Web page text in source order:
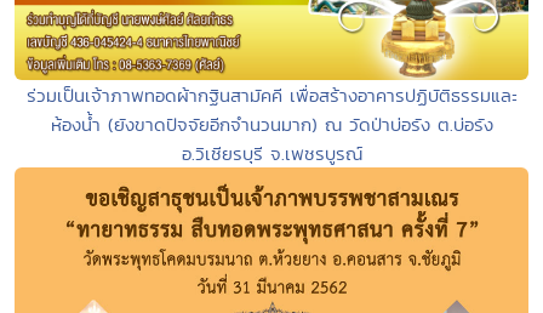
ร่วมเป็นเจ้าภาพทอดผ้ากฐินสามัคคี เพื่อสร้างอาคารปฏิบัติธรรมและ
ห้องน้ำ (ยังขาดปัจจัยอีกจำนวนมาก) ณ วัดป่าบ่อรัง ต.บ่อรัง
อ.วิเชียรบุรี จ.เพชรบูรณ์